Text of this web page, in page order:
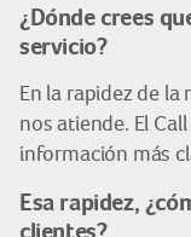
¿Dónde crees
servicio?
En la rapidez de la
nos atiende. El
información más
Esa rapidez,
clientes?